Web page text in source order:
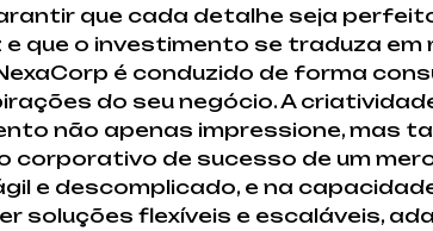
que cada detalhe seja
que o investimento se traduza em
é conduzido de forma
do seu negócio. A
não apenas impressione, mas
corporativo de sucesso de um
e descomplicado, e na
soluções flexíveis e escaláveis,